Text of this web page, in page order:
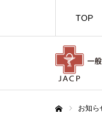
TOP
お知ら